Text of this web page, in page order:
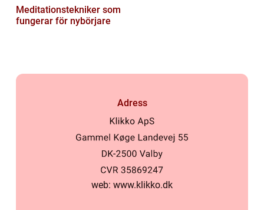
Meditationstekniker som
fungerar för nybörjare
Adress
web: www.klikko.dk